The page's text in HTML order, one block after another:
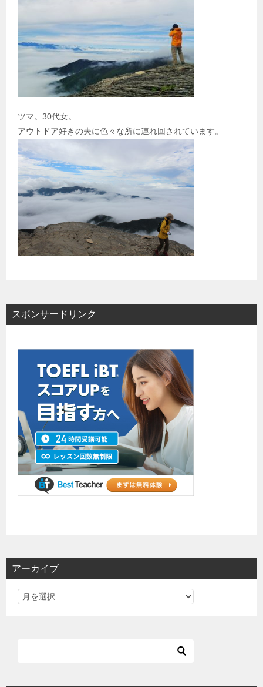
ツマ。30代女。
アウトドア好きの夫に色々な所に連れ回されています。
スポンサードリンク
アーカイブ